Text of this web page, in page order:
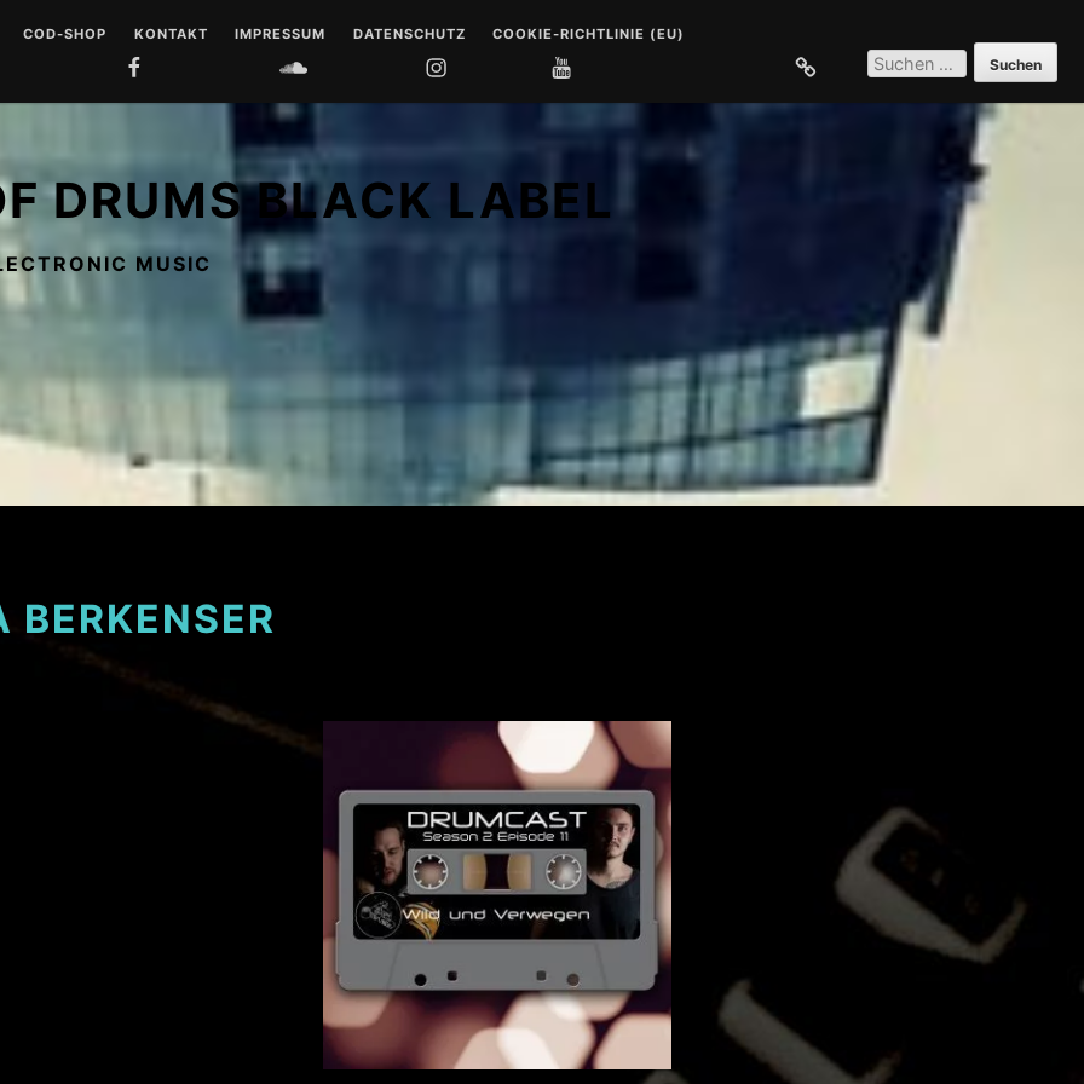
COD-SHOP KONTAKT IMPRESSUM DATENSCHUTZ COOKIE-RICHTLINIE (EU)
SOUNDCLOUD
SUCHEN
NACH:
DRUMS BLACK LABEL
MUSIC
BERKENSER